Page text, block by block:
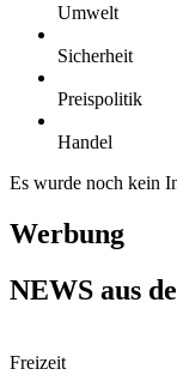
Umwelt
Sicherheit
Preispolitik
Handel
Es wurde noch kein
Werbung
NEWS aus
Freizeit